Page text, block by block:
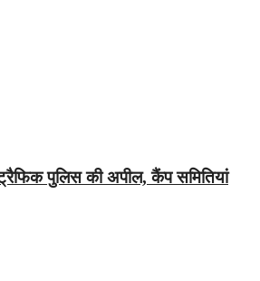
पुलिस की अपील, कैंप समितियां